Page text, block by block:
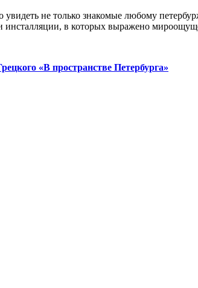
увидеть не только знакомые любому
инсталляции, в которых выражено
«В пространстве Петербурга»